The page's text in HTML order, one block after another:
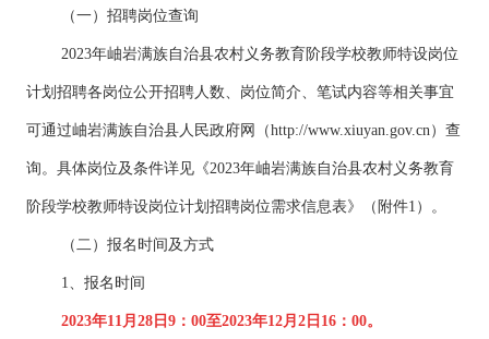
（一）招聘岗位查询
2023年岫岩满族自治县农村义务教育阶段学校教师特设岗位
计划招聘各岗位公开招聘人数、岗位简介、笔试内容等相关事宜
可通过岫岩满族自治县人民政府网（http://www.xiuyan.gov.cn）查
询。具体岗位及条件详见《2023年岫岩满族自治县农村义务教育
阶段学校教师特设岗位计划招聘岗位需求信息表》（附件1）。
（二）报名时间及方式
1、报名时间
2023年11月28日9：00至2023年12月2日16：00。